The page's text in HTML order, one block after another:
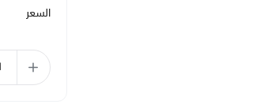
السعر